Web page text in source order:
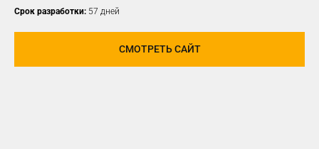
Срок разработки: 57 дней
СМОТРЕТЬ САЙТ